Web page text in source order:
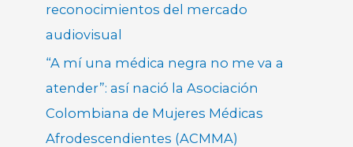
reconocimientos del mercado
audiovisual
“A mí una médica negra no me va a
atender”: así nació la Asociación
Colombiana de Mujeres Médicas
Afrodescendientes (ACMMA)